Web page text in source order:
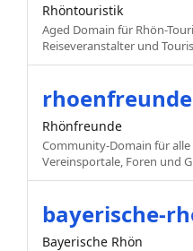
Rhöntouristik
Aged Domain für Rhön-
Reiseveranstalter und
Rhönfreunde
Community-Domain für
Vereinsportale, Foren und
bayerische-
Bayerische Rhön